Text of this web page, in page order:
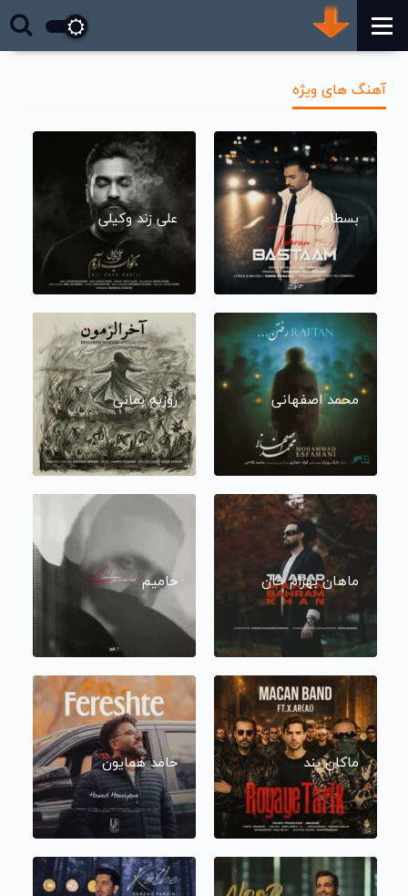
آهنگ های ویژه
بسطام علی زند وکیلی
محمد اصفهانی روزبه بمانی
ماهان بهرام خان حامیم
ماکان بند حامد همایون